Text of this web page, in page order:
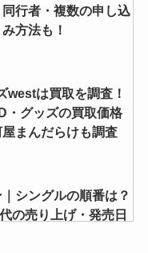
は買取を調査！
ちわの作り方は？ア
行者・複数の申し込
み方法も！
westは買取を調査！
・グッズの買取価格
まんだらけも調査
シングルの順番は？
の売り上げ・発売日